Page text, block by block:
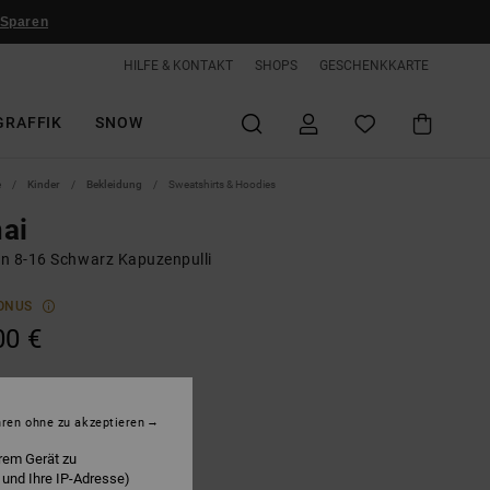
HILFE & KONTAKT SHOPS GESCHENKKARTE
SNOW
Kinder Bekleidung Sweatshirts & Hoodies
8-16 Schwarz Kapuzenpulli
€
Gerät zu
Ihre IP-Adresse)
ohne zu akzeptieren